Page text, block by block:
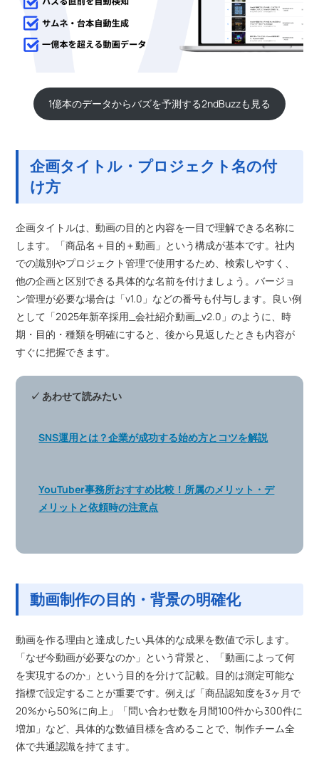
1億本のデータからバズを予測する2ndBuzzも見る
企画タイトル・プロジェクト名の付
け方
企画タイトルは、動画の目的と内容を一目で理解できる名称に
します。「商品名＋目的＋動画」という構成が基本です。社内
での識別やプロジェクト管理で使用するため、検索しやすく、
他の企画と区別できる具体的な名前を付けましょう。バージョ
ン管理が必要な場合は「v1.0」などの番号も付与します。良い例
として「2025年新卒採用_会社紹介動画_v2.0」のように、時
期・目的・種類を明確にすると、後から見返したときも内容が
すぐに把握できます。
✓ あわせて読みたい
SNS運用とは？企業が成功する始め方とコツを解説
YouTuber事務所おすすめ比較！所属のメリット・デ
メリットと依頼時の注意点
動画制作の目的・背景の明確化
動画を作る理由と達成したい具体的な成果を数値で示します。
「なぜ今動画が必要なのか」という背景と、「動画によって何
を実現するのか」という目的を分けて記載。目的は測定可能な
指標で設定することが重要です。例えば「商品認知度を3ヶ月で
20%から50%に向上」「問い合わせ数を月間100件から300件に
増加」など、具体的な数値目標を含めることで、制作チーム全
体で共通認識を持てます。